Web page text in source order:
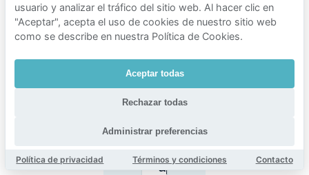
¿Dónde
puedo
más
barato
Centro?
cuesta
aparcar
usuario y analizar el tráfico del sitio web. Al hacer clic en
"Aceptar", acepta el uso de cookies de nuestro sitio web
como se describe en nuestra Política de Cookies.
Aceptar todas
Rechazar todas
Administrar preferencias
Política de privacidad Términos y condiciones Contacto